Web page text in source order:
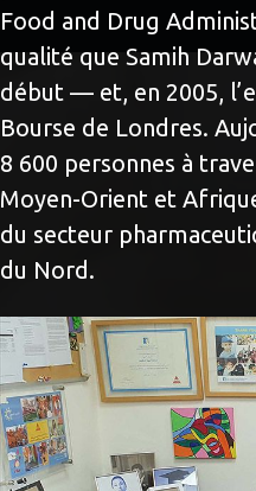
Food and Drug
qualité que Samih
début — et, en 2005,
Bourse de Londres.
8 600 personnes à
Moyen-Orient et
du secteur
du Nord.